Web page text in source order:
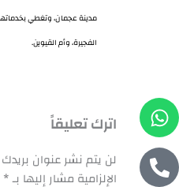
W
h
a
t
P
h
o
n
مدينة عجمان، وتغطي بخدماتها
الفجيرة، وأم القيوين.
اترك تعليقاً
لن يتم نشر عنوان بريدك
الإلزامية مشار إليها بـ*